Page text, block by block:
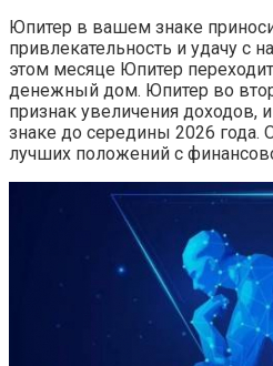
Юпитер в вашем знаке
привлекательность и удачу с
этом месяце Юпитер
денежный дом. Юпитер во
признак увеличения доходов,
знаке до середины 2026 года.
лучших положений с